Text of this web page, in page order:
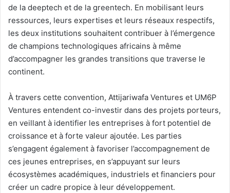
de la deeptech et de la greentech. En mobilisant leurs
ressources, leurs expertises et leurs réseaux respectifs,
les deux institutions souhaitent contribuer à l’émergence
de champions technologiques africains à même
d’accompagner les grandes transitions que traverse le
continent.
À travers cette convention, Attijariwafa Ventures et UM6P
Ventures entendent co-investir dans des projets porteurs,
en veillant à identifier les entreprises à fort potentiel de
croissance et à forte valeur ajoutée. Les parties
s’engagent également à favoriser l’accompagnement de
ces jeunes entreprises, en s’appuyant sur leurs
écosystèmes académiques, industriels et financiers pour
créer un cadre propice à leur développement.